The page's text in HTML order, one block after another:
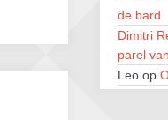
Open
5
de bard
Dimitri
parel
Leo op